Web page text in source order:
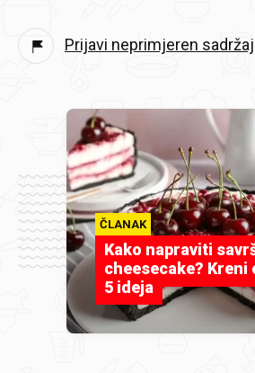
Prijavi neprimjeren sadržaj
ČLANAK
Kako napraviti
cheesecake? Kreni
5 ideja